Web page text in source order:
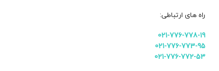
راه های ارتباطی:
021-776-778-19
021-776-773-95
021-776-772-53